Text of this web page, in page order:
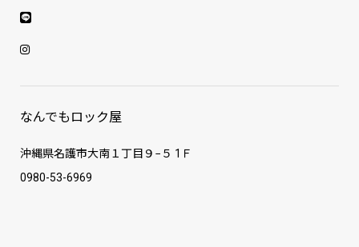
なんでもロック屋
沖縄県名護市大南１丁目９−５ 1Ｆ
0980-53-6969